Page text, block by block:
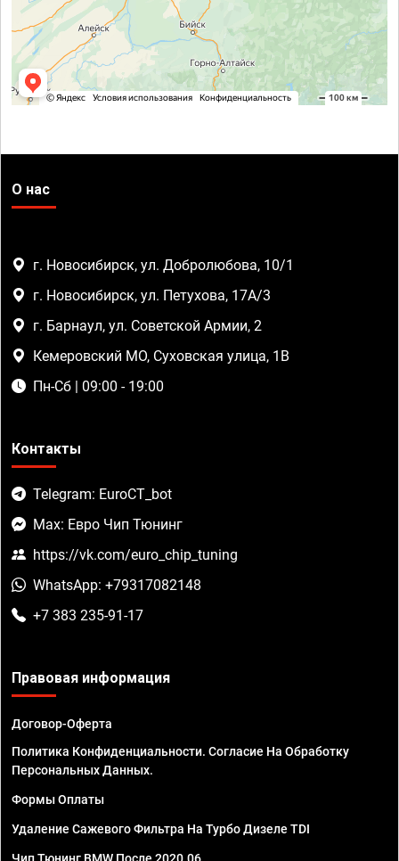
О нас
г. Новосибирск, ул. Добролюбова, 10/1
г. Новосибирск, ул. Петухова, 17А/3
г. Барнаул, ул. Советской Армии, 2
Кемеровский МО, Суховская улица, 1В
Пн-Сб | 09:00 - 19:00
Контакты
Telegram: EuroCT_bot
Max: Евро Чип Тюнинг
https://vk.com/euro_chip_tuning
WhatsApp: +79317082148
+7 383 235-91-17
Правовая информация
Договор-Оферта
Политика Конфиденциальности. Согласие На Обработку
Персональных Данных.
Формы Оплаты
Удаление Сажевого Фильтра На Турбо Дизеле TDI
Чип Тюнинг BMW После 2020.06